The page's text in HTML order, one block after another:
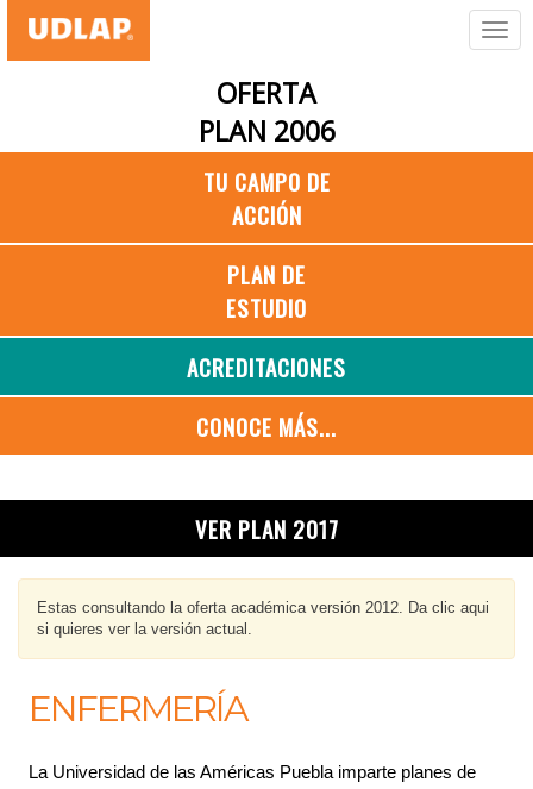
OFERTA
PLAN 2006
TU CAMPO DE
ACCIÓN
PLAN DE
ESTUDIO
ACREDITACIONES
CONOCE MÁS...
VER PLAN 2017
Estas consultando la oferta académica versión 2012. Da clic aqui
si quieres ver la versión actual.
ENFERMERÍA
La Universidad de las Américas Puebla imparte planes de